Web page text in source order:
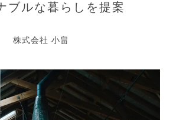
ブルな暮らしを提案
株式会社 小畠